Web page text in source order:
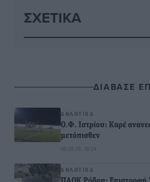
ΣΧΕΤΙΚΆ
ΔΙΑΒΑΣΕ
ΑΘΛΗΤΙΚΆ
Ο.Φ. Ιστρίου: Καρέ
μετόπισθεν
05.08.26 · 18:34
ΑΘΛΗΤΙΚΆ